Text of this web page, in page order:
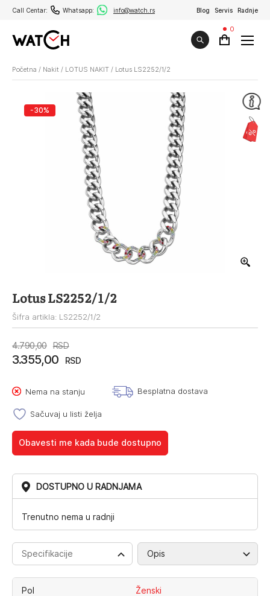
Call Centar: Whatsapp: info@watch.rs Blog Servis Radnje
0
Početna / Nakit / LOTUS NAKIT / Lotus LS2252/1/2
-30%
Lotus LS2252/1/2
Šifra artikla: LS2252/1/2
4.790,00 RSD
Originalna
cena
bila:
4.790,00RSD.
3.355,00 RSD
Trenutna
cena
3.355,00RSD.
Nema na stanju Besplatna dostava
Sačuvaj u listi želja
Obavesti me kada bude dostupno
DOSTUPNO U RADNJAMA
Trenutno nema u radnji
Specifikacije Opis
Pol Ženski